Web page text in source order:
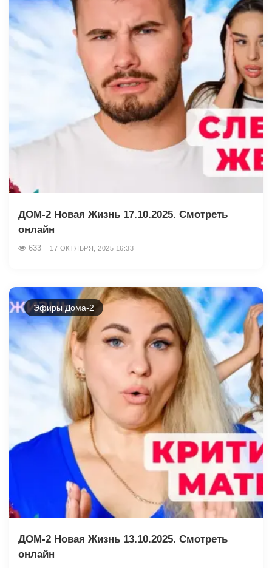
ДОМ-2 Новая Жизнь 17.10.2025. Смотреть
онлайн
633 17 ОКТЯБРЯ, 2025 16:33
Эфиры Дома-2
ДОМ-2 Новая Жизнь 13.10.2025. Смотреть
онлайн